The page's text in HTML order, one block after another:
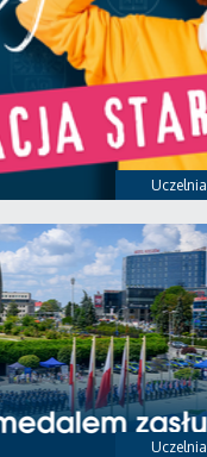
Uczelnia
Uczelnia